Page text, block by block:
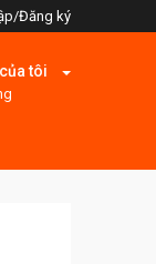
Đăng ký
tôi